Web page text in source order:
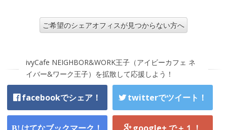
ご希望のシェアオフィスが見つからない方へ
ivyCafe NEIGHBOR&WORK王子（アイビーカフェ ネ
イバー&ワーク王子）を拡散して応援しよう！
facebookでシェア！ twitterでツイート！
はてなブックマーク！ google+ で＋１！